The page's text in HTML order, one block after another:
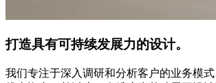
打造具有可持续发展力的设计。
我们专注于深入调研和分析客户的业务模